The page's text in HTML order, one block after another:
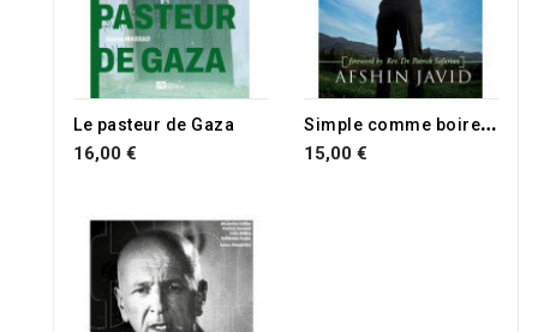
Le pasteur de Gaza
16,00 €
S
imple comme boire de l'eau
15,00 €